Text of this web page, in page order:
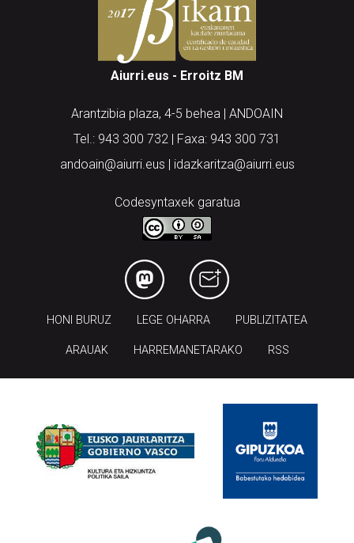
Aiurri.eus - Erroitz BM
Arantzibia plaza, 4-5 behea | ANDOAIN
Tel.: 943 300 732 | Faxa: 943 300 731
andoain@aiurri.eus | idazkaritza@aiurri.eus
Codesyntaxek garatua
HONI BURUZ LEGE OHARRA PUBLIZITATEA
ARAUAK HARREMANETARAKO RSS